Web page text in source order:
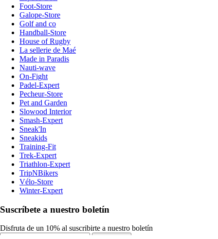
Foot-Store
Galope-Store
Golf and co
Handball-Store
House of Rugby
La sellerie de Maé
Made in Paradis
Nauti-wave
On-Fight
Padel-Expert
Pecheur-Store
Pet and Garden
Slowood Interior
Smash-Expert
Sneak'In
Sneakids
Training-Fit
Trek-Expert
Triathlon-Expert
TripNBikers
Vélo-Store
Winter-Expert
Suscríbete a nuestro boletín
Disfruta de un 10% al suscribirte a nuestro boletín